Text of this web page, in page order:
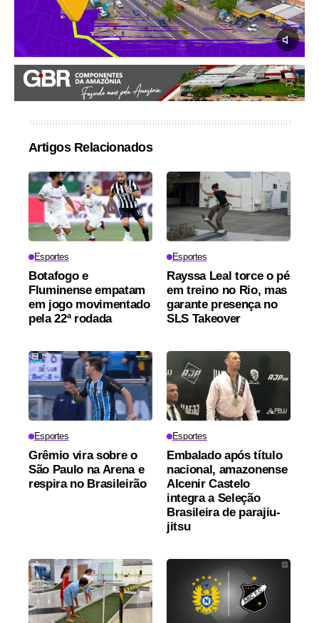
Artigos Relacionados
Esportes
Botafogo e
Fluminense empatam
em jogo movimentado
pela 22ª rodada
Esportes
Rayssa Leal torce o pé
em treino no Rio, mas
garante presença no
SLS Takeover
Esportes
Grêmio vira sobre o
São Paulo na Arena e
respira no Brasileirão
Esportes
Embalado após título
nacional, amazonense
Alcenir Castelo
integra a Seleção
Brasileira de parajiu-
jitsu